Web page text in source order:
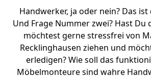
Handwerker, ja oder nein? Das ist
Und Frage Nummer zwei? Hast Du
möchtest gerne stressfrei von
Recklinghausen ziehen und
erledigen? Wie soll das
Möbelmonteure sind wahre